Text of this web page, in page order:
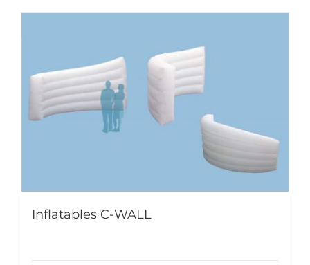
Inflatables C-WALL